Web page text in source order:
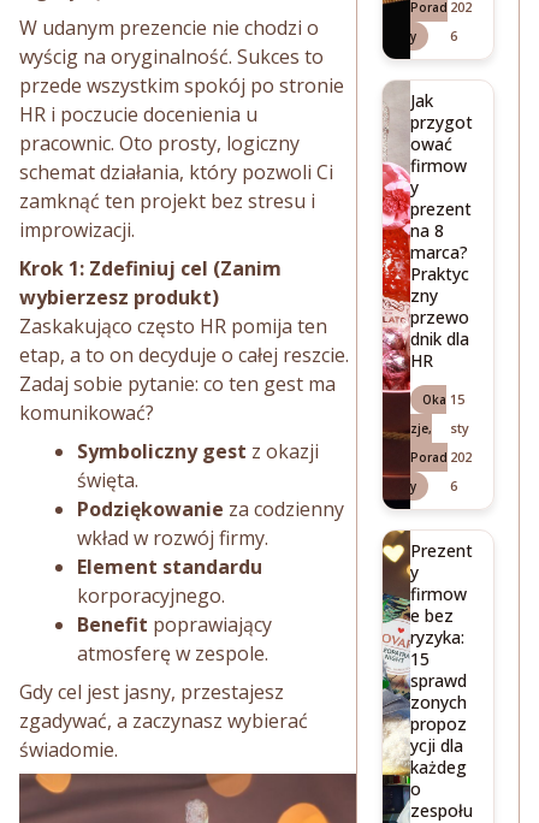
W udanym prezencie nie chodzi o
wyścig na oryginalność. Sukces to
przede wszystkim spokój po stronie
HR i poczucie docenienia u
pracownic. Oto prosty, logiczny
schemat działania, który pozwoli Ci
zamknąć ten projekt bez stresu i
improwizacji.
Krok 1: Zdefiniuj cel (Zanim
wybierzesz produkt)
Zaskakująco często HR pomija ten
etap, a to on decyduje o całej reszcie.
Zadaj sobie pytanie: co ten gest ma
komunikować?
Symboliczny gest z okazji
święta.
Podziękowanie za codzienny
wkład w rozwój firmy.
Element standardu
korporacyjnego.
Benefit poprawiający
atmosferę w zespole.
Gdy cel jest jasny, przestajesz
zgadywać, a zaczynasz wybierać
świadomie.
Porad
y
202
6
Jak
przygot
ować
firmow
y
prezent
na 8
marca?
Praktyc
zny
przewo
dnik dla
HR
Oka
zje,
Porad
y
15
sty
202
6
Prezent
y
firmow
e bez
ryzyka:
15
sprawd
zonych
propoz
ycji dla
każdeg
o
zespołu